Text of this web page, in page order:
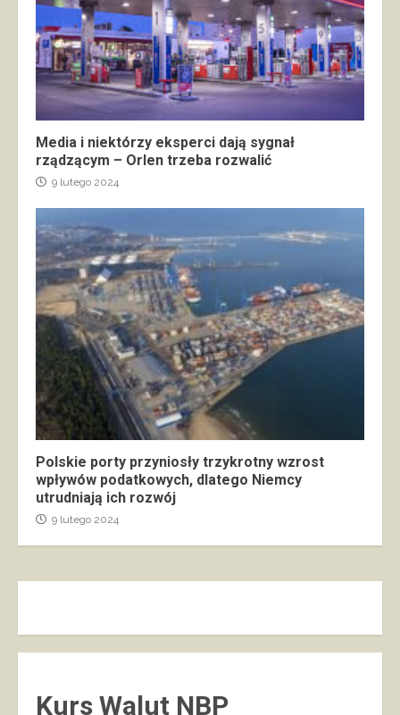
Media i niektórzy eksperci dają sygnał
rządzącym – Orlen trzeba rozwalić
9 lutego 2024
Polskie porty przyniosły trzykrotny wzrost
wpływów podatkowych, dlatego Niemcy
utrudniają ich rozwój
9 lutego 2024
Kurs Walut NBP